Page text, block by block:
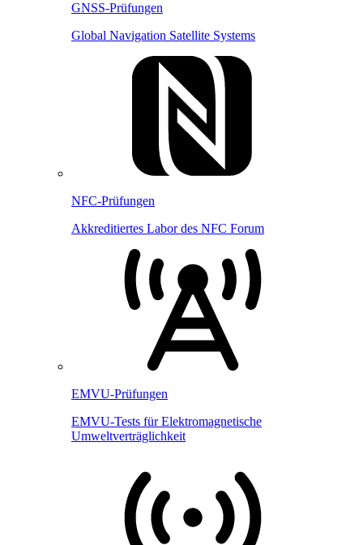
GNSS-Prüfungen
Global Navigation Satellite Systems
NFC-Prüfungen
Akkreditiertes Labor des NFC Forum
EMVU-Prüfungen
EMVU-Tests für Elektromagnetische
Umweltverträglichkeit